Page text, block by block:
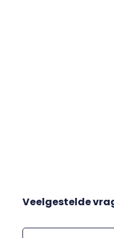
Veelgestelde